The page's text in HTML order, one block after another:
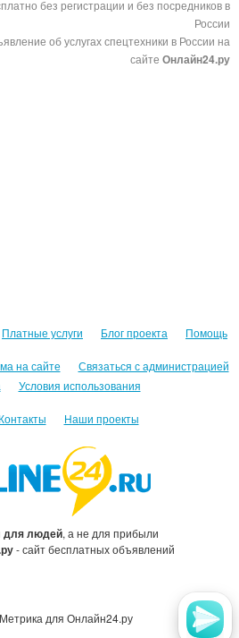
без регистрации и без посредников в
России
об услугах спецтехники в России на
сайте Онлайн24.ру
Платные услуги Блог проекта Помощь
на сайте
Связаться с администрацией
Условия использования
Контакты Наши проекты
для людей, а не для прибыли
- сайт бесплатных объявлений